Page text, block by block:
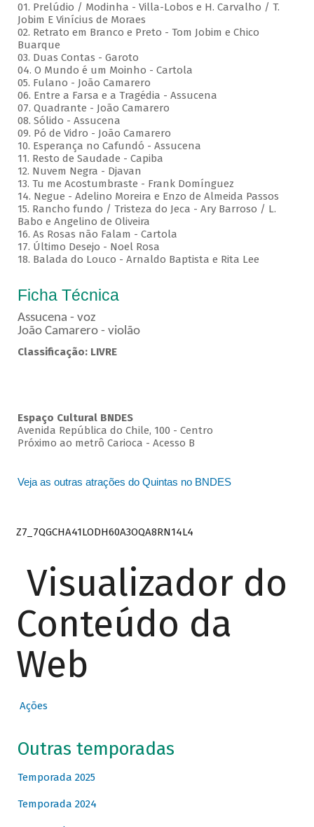
01. Prelúdio / Modinha - Villa-Lobos e H. Carvalho / T.
Jobim E Vinícius de Moraes
02. Retrato em Branco e Preto - Tom Jobim e Chico
Buarque
03. Duas Contas - Garoto
04. O Mundo é um Moinho - Cartola
05. Fulano - João Camarero
06. Entre a Farsa e a Tragédia - Assucena
07. Quadrante - João Camarero
08. Sólido - Assucena
09. Pó de Vidro - João Camarero
10. Esperança no Cafundó - Assucena
11. Resto de Saudade - Capiba
12. Nuvem Negra - Djavan
13. Tu me Acostumbraste - Frank Domínguez
14. Negue - Adelino Moreira e Enzo de Almeida Passos
15. Rancho fundo / Tristeza do Jeca - Ary Barroso / L.
Babo e Angelino de Oliveira
16. As Rosas não Falam - Cartola
17. Último Desejo - Noel Rosa
18. Balada do Louco - Arnaldo Baptista e Rita Lee
Ficha Técnica
Assucena - voz
João Camarero - violão
Classificação: LIVRE
Espaço Cultural BNDES
Avenida República do Chile, 100 - Centro
Próximo ao metrô Carioca - Acesso B
Veja as outras atrações do Quintas no BNDES
Z7_7QGCHA41LODH60A3OQA8RN14L4
Visualizador do
Conteúdo da
Web
Ações
Outras temporadas
Temporada 2025
Temporada 2024